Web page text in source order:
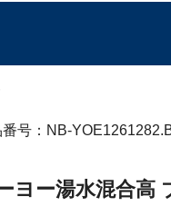
号：NB-
ヨー湯水混合高